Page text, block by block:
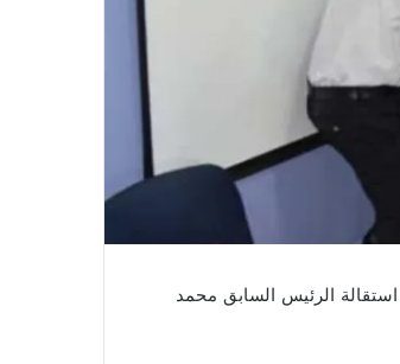
وذلك بعد استقالة الرئيس السابق محمد